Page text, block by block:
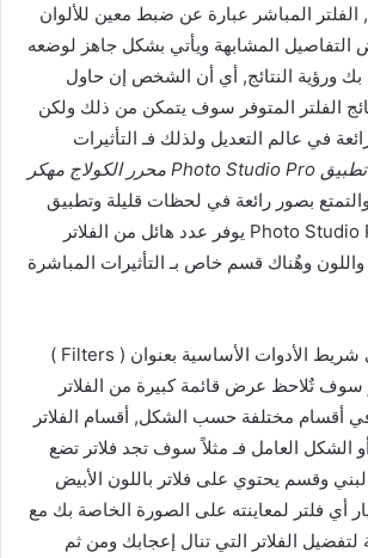
الفلتر المباشر عبارة عن ضبط معين للألوان
التفاصيل المشابهة ويأتي بشكل جاهز لوضعه
ورؤية النتائج, أي أن الشخص إن حاول
الفلتر المتوفر سوف يتمكن من ذلك ولكن
في عالم التعديل ولذلك فـ التأثيرات
تطبيق Photo Studio Pro محرر الكولاج مهكر
بصور رائعة في لحظات قليلة وتطبيق
Photo Studio Pro Mod premium يوفر عدد هائل من الفلاتر
وهٌناك قسم خاص بـ التأثيرات المباشرة
خيار الفلاتر يظهر في شريط الأدوات الأساسية بعنوان ( Filters )
سوف تٌلاحظ عرض قائمة كبيرة من الفلاتر
في أقسام مختلفة حسب الشكل, أقسام الفلاتر
العامل فـ مثلاً سوف تجد فلاتر تضع
وقسم يحتوي على فلاتر باللون الأبيض
أي فلتر لمعاينته على الصورة الخاصة بك مع
الفلاتر التي تنال إعجابك ومن ثم